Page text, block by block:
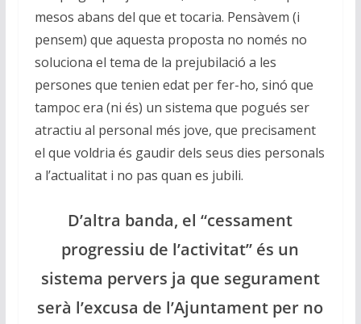
mesos abans del que et tocaria. Pensàvem (i
pensem) que aquesta proposta no només no
soluciona el tema de la prejubilació a les
persones que tenien edat per fer-ho, sinó que
tampoc era (ni és) un sistema que pogués ser
atractiu al personal més jove, que precisament
el que voldria és gaudir dels seus dies personals
a l’actualitat i no pas quan es jubili.
D’altra banda, el “cessament
progressiu de l’activitat” és un
sistema pervers ja que segurament
serà l’excusa de l’Ajuntament per no